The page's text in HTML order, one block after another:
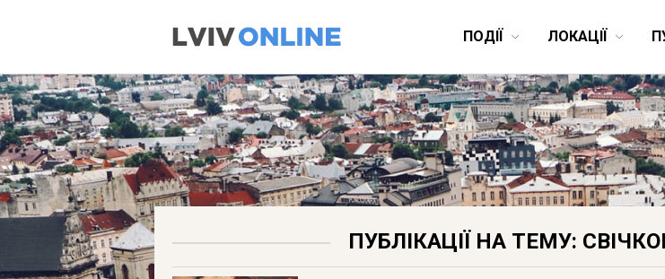
ПОДІЇ ЛОКАЦІЇ
ПУБЛІКАЦІЇ НА ТЕМУ: